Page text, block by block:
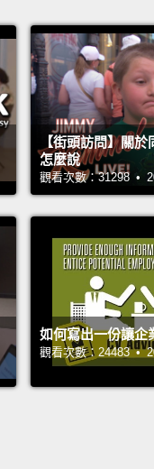
【街頭訪問】關
怎麼說
觀看次數：31298 •
如何寫出一份讓企
觀看次數：24483 •